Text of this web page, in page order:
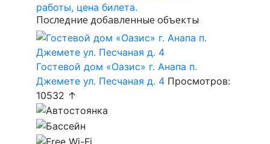
работы, цена билета.
Последние добавленные объекты
Гостевой дом «Оазис» г. Анапа п.
Джемете ул. Песчаная д. 4 Просмотров:
10532 ↑